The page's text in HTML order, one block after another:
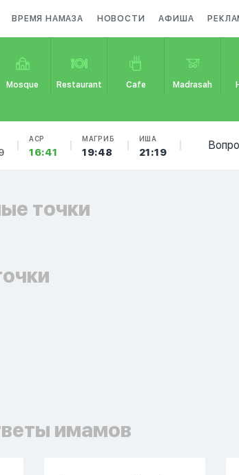
ВРЕМЯ НАМАЗА НОВОСТИ АФИША
Mosque Restaurant Cafe Madrasah
АСР
16:41
МАГРИБ
19:48
ИША
21:19
точки
имамов